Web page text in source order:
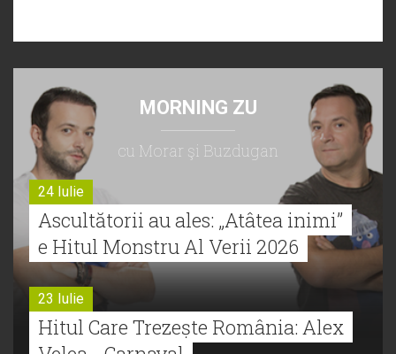
MORNING ZU
cu Morar şi Buzdugan
24 Iulie
Ascultătorii au ales: „Atâtea inimi”
e Hitul Monstru Al Verii 2026
23 Iulie
Hitul Care Trezește România: Alex